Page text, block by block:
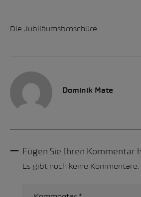
Die Jubiläumsbroschüre
Dominik Mate
Fügen Sie Ihren Kommentar
Es gibt noch keine Kommentare.